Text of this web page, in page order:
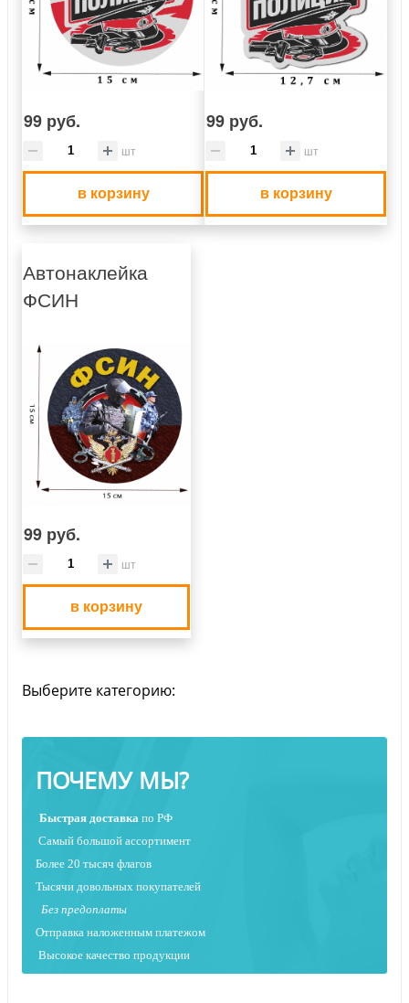
99 руб.
шт
в корзину
99 руб.
шт
в корзину
Автонаклейка
ФСИН
99 руб.
шт
в корзину
Выберите категорию:
ПОЧЕМУ МЫ?
Быстрая доставка по РФ
Самый большой ассортимент
Более 20 тысяч флагов
Тысячи довольных покупателей
Без предоплаты
Отправка наложенным платежом
Высокое качество продукции